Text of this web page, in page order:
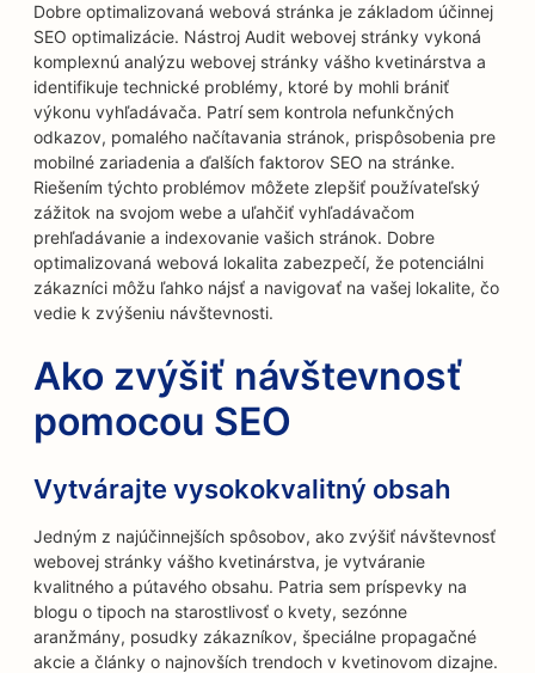
Dobre optimalizovaná webová stránka je základom účinnej
SEO optimalizácie. Nástroj Audit webovej stránky vykoná
komplexnú analýzu webovej stránky vášho kvetinárstva a
identifikuje technické problémy, ktoré by mohli brániť
výkonu vyhľadávača. Patrí sem kontrola nefunkčných
odkazov, pomalého načítavania stránok, prispôsobenia pre
mobilné zariadenia a ďalších faktorov SEO na stránke.
Riešením týchto problémov môžete zlepšiť používateľský
zážitok na svojom webe a uľahčiť vyhľadávačom
prehľadávanie a indexovanie vašich stránok. Dobre
optimalizovaná webová lokalita zabezpečí, že potenciálni
zákazníci môžu ľahko nájsť a navigovať na vašej lokalite, čo
vedie k zvýšeniu návštevnosti.
Ako zvýšiť návštevnosť
pomocou SEO
Vytvárajte vysokokvalitný obsah
Jedným z najúčinnejších spôsobov, ako zvýšiť návštevnosť
webovej stránky vášho kvetinárstva, je vytváranie
kvalitného a pútavého obsahu. Patria sem príspevky na
blogu o tipoch na starostlivosť o kvety, sezónne
aranžmány, posudky zákazníkov, špeciálne propagačné
akcie a články o najnovších trendoch v kvetinovom dizajne.